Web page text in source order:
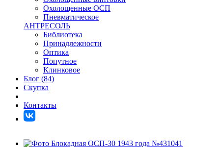
Охолощенные ОСП
Пневматическое
АНТРЕСОЛЬ
Библиотека
Принадлежности
Оптика
Попутное
Клинковое
Блог (84)
Скупка
Контакты